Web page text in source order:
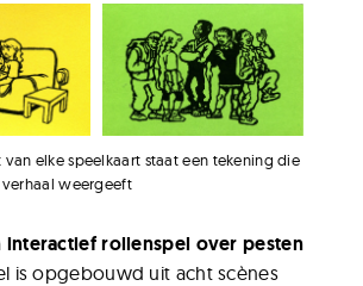
elke speelkaart staat een tekening die
weergeeft
interactief rollenspel over pesten
is opgebouwd uit acht scènes